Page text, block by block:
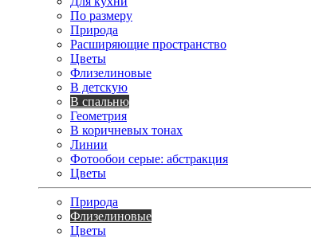
По размеру
Природа
Расширяющие пространство
Цветы
Флизелиновые
В детскую
В спальню
Геометрия
В коричневых тонах
Линии
Фотообои серые: абстракция
Цветы
Природа
Флизелиновые
Цветы